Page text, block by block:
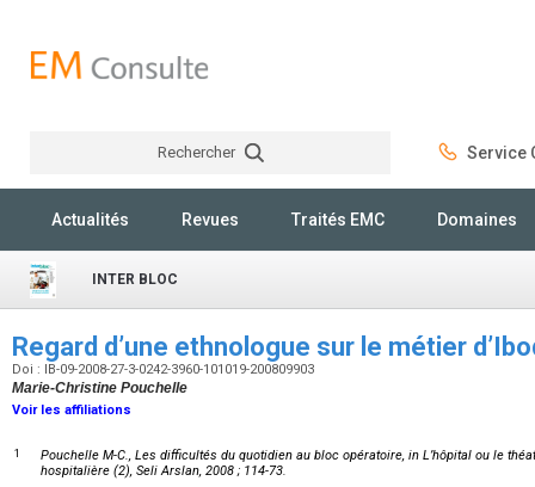
Rechercher Service
Actualités Revues Traités EMC Domaines
INTER BLOC
Regard d’une ethnologue sur le métier
Doi : IB-09-2008-27-3-0242-3960-101019-200809903
Marie-Christine Pouchelle
Voir les affiliations
1
Pouchelle M-C., Les difficultés du quotidien au bloc opératoire, in L’hôpital ou le
hospitalière (2), Seli Arslan, 2008 ; 114-73.